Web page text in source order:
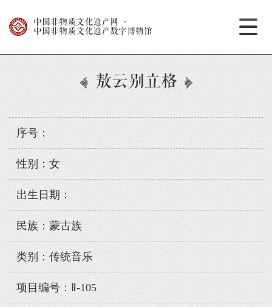
中国非物质文化遗产网
·
中国非物质文化遗产数字博物馆
敖云别立格
序号：
性别：女
出生日期：
民族：蒙古族
类别：传统音乐
项目编号：Ⅱ-105